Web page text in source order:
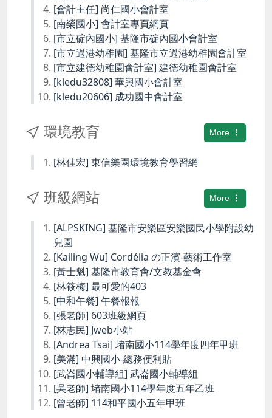
[會計主任] 尚仁國小會計室
[南榮國小] 會計室專頁網頁
[市立碇內國小] 基隆市碇內國小會計室
[市立過港幼稚園] 基隆市立過港幼稚園會計室
[市立建德幼稚園會計室] 建德幼稚園會計室
[kledu32808] 華興國小會計室
[kledu20606] 成功國中會計室
More
環境教育
[林佳宏] 東信樂園環境教育學習網
More
班級網站
[ALPSKING] 基隆市安樂區安樂國民小學附設幼
兒園
[Kailing Wu] Cordélia の正濱-藝術工作室
[黃士魁] 基隆市教育會/文教基金會
[林筱梅] 最可愛的403
[中和午餐] 午餐報報
[張老師] 603班級網頁
[林志民] Jweb小站
[Andrea Tsai] 堵南國小114學年度四年甲班
[美滿] 中興國小-總務便利貼
[武崙國小輔導組] 武崙國小輔導組
[吳老師] 堵南國小114學年度五年乙班
[曾老師] 114和平國小五年甲班